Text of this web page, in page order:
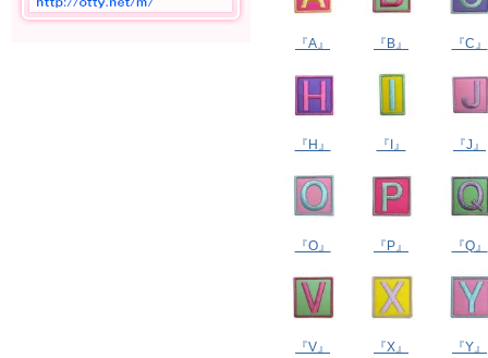
『A』 『B』 『C』
『H』 『I』 『J』
『O』 『P』 『Q』
『V』 『X』 『Y』